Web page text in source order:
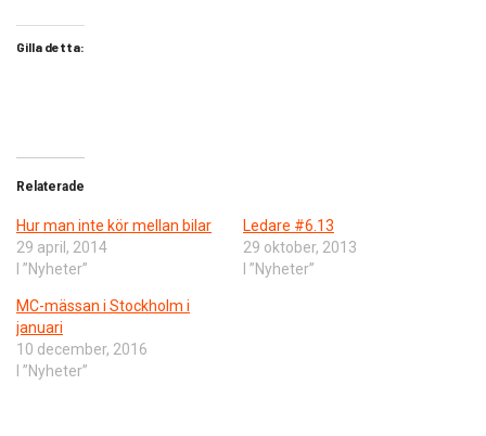
Gilla detta:
Relaterade
Hur man inte kör mellan bilar
29 april, 2014
I ”Nyheter”
Ledare #6.13
29 oktober, 2013
I ”Nyheter”
MC-mässan i Stockholm i
januari
10 december, 2016
I ”Nyheter”